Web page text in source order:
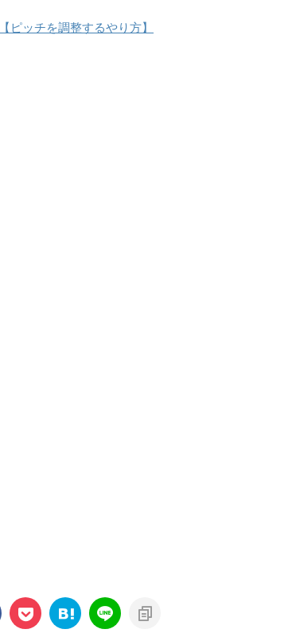
ッチを調整するやり方】